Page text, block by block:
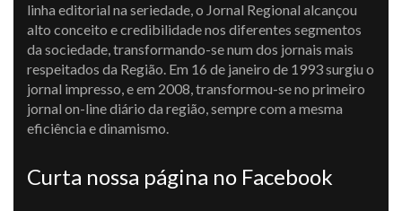
linha editorial na seriedade, o Jornal Regional alcançou
alto conceito e credibilidade nos diferentes segmentos
da sociedade, transformando-se num dos jornais mais
respeitados da Região. Em 16 de janeiro de 1993 surgiu o
jornal impresso, e em 2008, transformou-se no primeiro
jornal on-line diário da região, sempre com a mesma
eficiência e dinamismo.
Curta nossa página no Facebook